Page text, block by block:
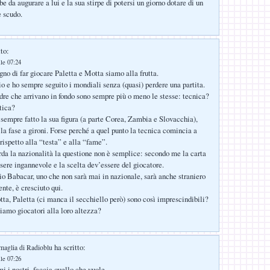
da augurare a lui e la sua stirpe di potersi un giorno dotare di un
scudo.
07:24
di far giocare Paletta e Motta siamo alla frutta.
ho sempre seguito i mondiali senza (quasi) perdere una partita.
che arrivano in fondo sono sempre più o meno le stesse: tecnica?
fatto la sua figura (a parte Corea, Zambia e Slovacchia),
fase a gironi. Forse perché a quel punto la tecnica comincia a
alla “testa” e alla “fame”.
la nazionalità la questione non è semplice: secondo me la carta
ingannevole e la scelta dev’essere del giocatore.
Babacar, uno che non sarà mai in nazionale, sarà anche straniero
è cresciuto qui.
Paletta (ci manca il secchiello però) sono così imprescindibili?
giocatori alla loro altezza?
di Radioblu ha scritto:
07:26